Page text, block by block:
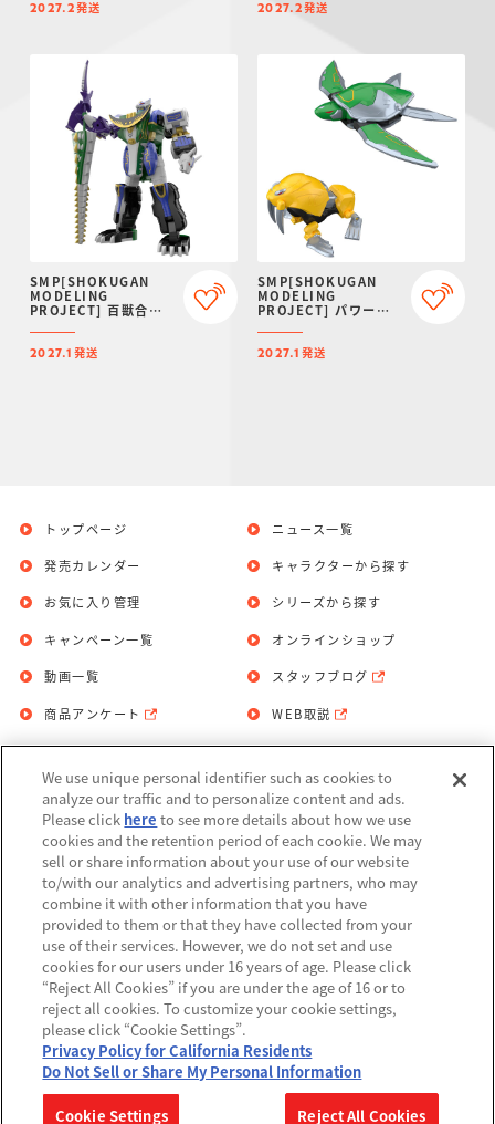
レミアムバンダイ限
2027.2発送
販：2027年2月発送】
2027.2発送
SMP[SHOKUGAN
MODELING
PROJECT] 百獣合体
2027年1月発送】
2027.1 発送
SMP[SHOKUGAN
MODELING
PROJECT] パワーア
トラ ガオタートル＆ガ
オトッピー【プレミア
2027.1 発送
トップページ
発売カレンダー
お気に入り管理
ニュース一覧
キャラクターから探す
シリーズから探す
キャンペーン一覧
動画一覧
商品アンケート
オンラインショップ
スタッフブログ
WEB取説
お問い合わせ 個人情報保護方針
利用規約
Do Not Sell or Share My Personal
Information
アレルギー情報
©BANDAI
▼コピーライト一覧を表示する
We use unique personal identifier such as cookies to
analyze our traffic and to personalize content and ads.
Please click here to see more details about how we use
cookies and the retention period of each cookie. We may
sell or share information about your use of our website
to/with our analytics and advertising partners, who may
combine it with other information that you have
provided to them or that they have collected from your
use of their services. However, we do not set and use
cookies for our users under 16 years of age. Please click
“Reject All Cookies” if you are under the age of 16 or to
reject all cookies. To customize your cookie settings,
please click “Cookie Settings”.
Privacy Policy for California Residents
Do Not Sell or Share My Personal Information
Cookie Settings Reject All Cookies